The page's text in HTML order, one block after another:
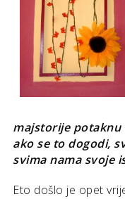
majstorije potaknu
ako se to dogodi,
svima nama svoje
Eto došlo je opet